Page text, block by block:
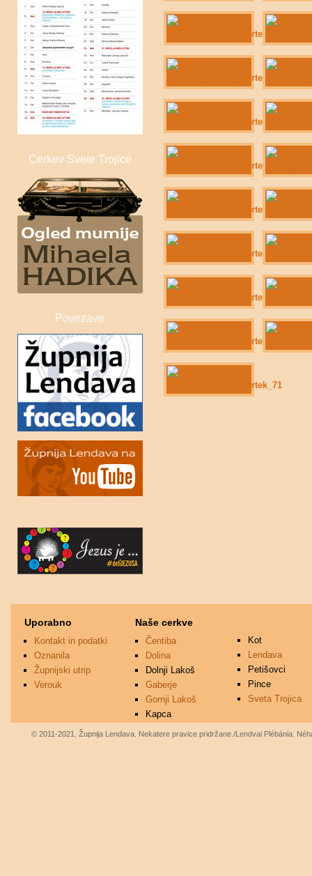
Cerkev Svete Trojice
Povezave
Uporabno
Kontakt in podatki
Oznanila
Župnijski utrip
Verouk
Naše cerkve
Čentiba
Dolina
Dolnji Lakoš
Gaberje
Gornji Lakoš
Kapca
Kot
Lendava
Petišovci
Pince
Sveta Trojica
© 2011-2021. Župnija Lendava. Nekatere pravice pridržane./Lendvai Plébánia.